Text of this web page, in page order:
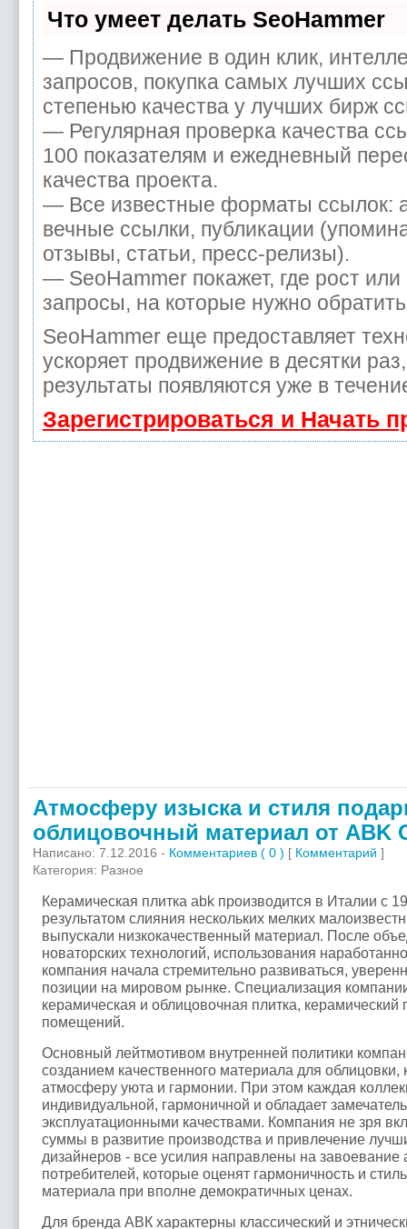
Что умеет делать SeoHammer
— Продвижение в один клик,
запросов, покупка самых лучших
степенью качества у лучших бирж
— Регулярная проверка качества
100 показателям и ежедневный
качества проекта.
— Все известные форматы ссылок:
вечные ссылки, публикации
отзывы, статьи, пресс-релизы).
— SeoHammer покажет, где рост
запросы, на которые нужно
SeoHammer еще предоставляет
ускоряет продвижение в десятки
результаты появляются уже в
Зарегистрироваться и Начать
Атмосферу изыска и стиля
облицовочный материал от ABK
Написано: 7.12.2016 - Комментариев ( 0 ) [ Комментарий ]
Категория: Разное
Керамическая плитка abk производится в Италии с
результатом слияния нескольких мелких
выпускали низкокачественный материал. После
новаторских технологий, использования
компания начала стремительно развиваться,
позиции на мировом рынке. Специализация
керамическая и облицовочная плитка, керамический
помещений.
Основный лейтмотивом внутренней политики
созданием качественного материала для
атмосферу уюта и гармонии. При этом каждая
индивидуальной, гармоничной и обладает
эксплуатационными качествами. Компания не зря
суммы в развитие производства и привлечение
дизайнеров - все усилия направлены на завоевание
потребителей, которые оценят гармоничность и
материала при вполне демократичных ценах.
Для бренда АВК характерны классический и